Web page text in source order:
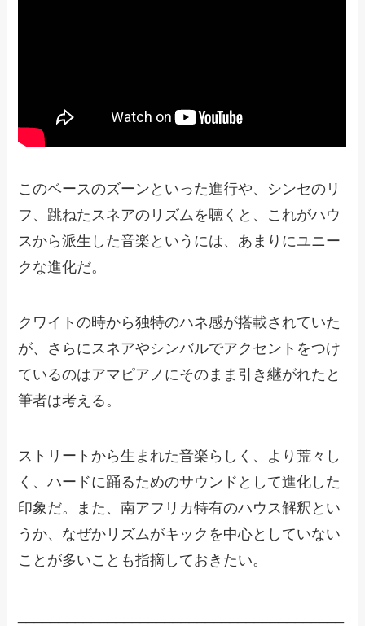
このベースのズーンといった進行や、シンセのリ
フ、跳ねたスネアのリズムを聴くと、これがハウ
スから派生した音楽というには、あまりにユニー
クな進化だ。
クワイトの時から独特のハネ感が搭載されていた
が、さらにスネアやシンバルでアクセントをつけ
ているのはアマピアノにそのまま引き継がれたと
筆者は考える。
ストリートから生まれた音楽らしく、より荒々し
く、ハードに踊るためのサウンドとして進化した
印象だ。また、南アフリカ特有のハウス解釈とい
うか、なぜかリズムがキックを中心としていない
ことが多いことも指摘しておきたい。